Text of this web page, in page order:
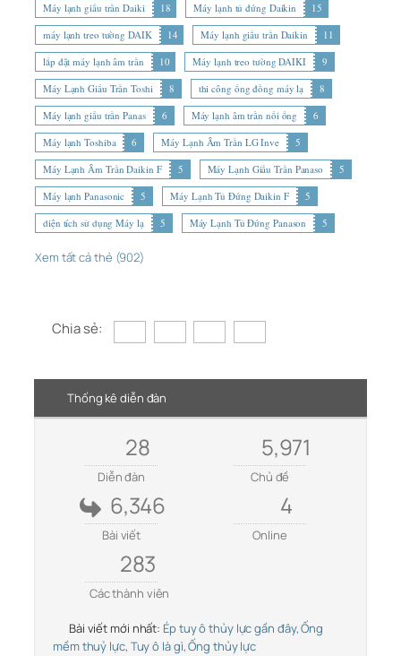
Máy lạnh giấu trần Daiki
18 Máy lạnh tủ đứng Daikin
15
máy lạnh treo tường DAIK
14 Máy lạnh giấu trần Daikin
11
lắp đặt máy lạnh âm trần
10 Máy lạnh treo tường DAIKI
9
Máy Lạnh Giấu Trần Toshi
8 thi công ống đồng máy lạ
8
Máy lạnh giấu trần Panas
6 Máy lạnh âm trần nối ống
6
Máy lạnh Toshiba
6 Máy Lạnh Âm Trần LG Inve
5
Máy Lạnh Âm Trần Daikin F
5 Máy Lạnh Giấu Trần Panaso
5
Máy lạnh Panasonic
5 Máy Lạnh Tủ Đứng Daikin F
5
diện tích sử dụng Máy lạ
5 Máy Lạnh Tủ Đứng Panason 5
Xem tất cả thẻ (902)
Chia sẻ:
Thống kê diễn đàn
28
Diễn đàn
5,971
Chủ đề
6,346
Bài viết
4
Online
283
Các thành viên
Bài viết mới nhất: Ép tuy ô thủy lực gần đây, Ống
mềm thuỷ lực, Tuy ô là gì, Ống thủy lực